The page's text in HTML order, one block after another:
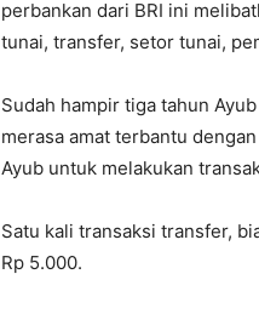
perbankan dari BRI ini
tunai, transfer, setor tunai,
Sudah hampir tiga tahun
merasa amat terbantu
Ayub untuk melakukan
Satu kali transaksi transfer,
Rp 5.000.